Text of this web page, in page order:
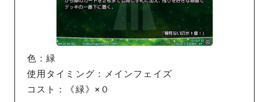
色：緑
使用タイミング：メインフェイズ
コスト：《緑》×０